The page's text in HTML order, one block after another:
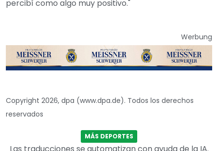
percibí como algo muy positivo."
Werbung
Copyright 2026, dpa (www.dpa.de). Todos los derechos
reservados
MÁS DEPORTES